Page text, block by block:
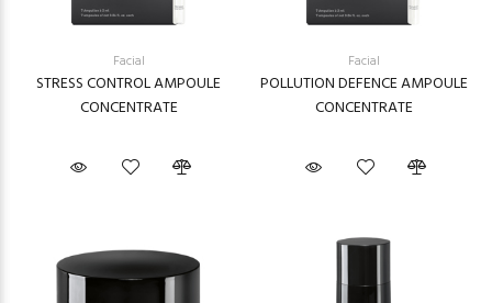
Facial
STRESS CONTROL AMPOULE
CONCENTRATE
Facial
POLLUTION DEFENCE AMPOULE
CONCENTRATE